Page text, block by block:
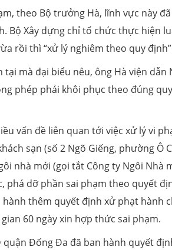
theo Bộ trưởng Hà, lĩnh vực này
Bộ Xây dựng chỉ tổ chức thực hiện
rồi thì “xử lý nghiêm theo quy
mà đại biểu nêu, ông Hà viện dẫn
phép phải khôi phục theo đúng
vấn đề liên quan tới việc xử lý vi
sạn (số 2 Ngõ Giếng, phường Ô
nhà mới (gọi tắt Công ty Ngôi Nhà
phá dỡ phần sai phạm theo quyết
thêm quyết định xử phạt hành
60 ngày xin hợp thức sai phạm.
quận Đống Đa đã ban hành quyết